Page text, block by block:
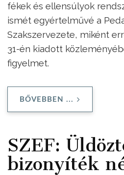
fékek és ellensúlyok
ismét egyértelművé a
Szakszervezete, miként
31-én kiadott
figyelmet.
BŐVEBBEN ...
SZEF:
bizonyíték